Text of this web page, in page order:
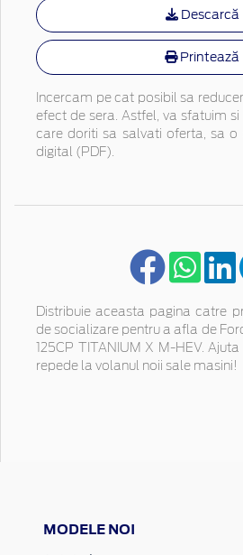
Descarcă
Printează
Incercam pe cat posibil sa
efect de sera. Astfel, va sfatuim
care doriti sa salvati oferta, sa
digital (PDF).
Distribuie aceasta pagina catre
de socializare pentru a afla de
125CP TITANIUM X M-HEV.
repede la volanul noii sale masini!
MODELE NOI